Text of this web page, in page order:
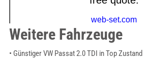
Weitere Fahrzeuge
• Günstiger VW Passat 2.0 TDI in Top Zustand